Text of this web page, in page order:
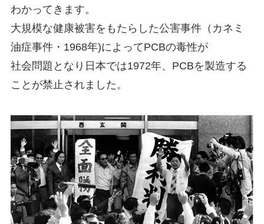
わかってきます。
大規模な健康被害をもたらした公害事件（カネミ
油症事件・1968年)によってPCBの毒性が
社会問題となり日本では1972年、PCBを製造する
ことが禁止されました。